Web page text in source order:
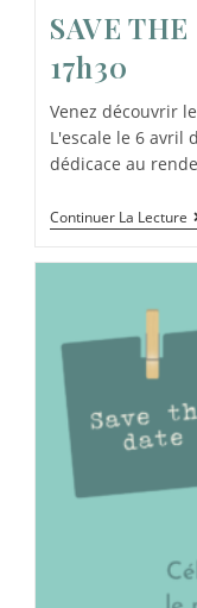
SAVE
17h30
Venez découvrir
L'escale le 6 avril
dédicace au
Continuer La Lecture